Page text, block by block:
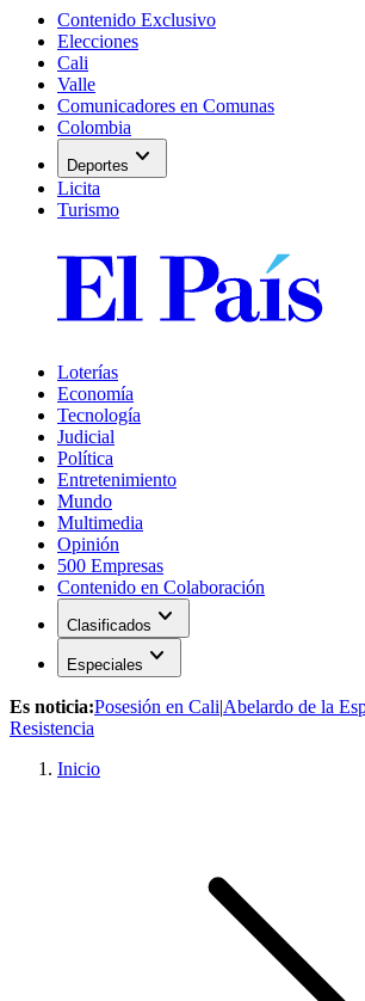
Contenido Exclusivo
Elecciones
Cali
Valle
Comunicadores en Comunas
Colombia
Deportes expand_more
Licita
Turismo
Loterías
Economía
Tecnología
Judicial
Política
Entretenimiento
Mundo
Multimedia
Opinión
500 Empresas
Contenido en Colaboración
Clasificados expand_more
Especiales expand_more
Es noticia:Posesión en Cali|Abelardo de la
Resistencia
Inicio